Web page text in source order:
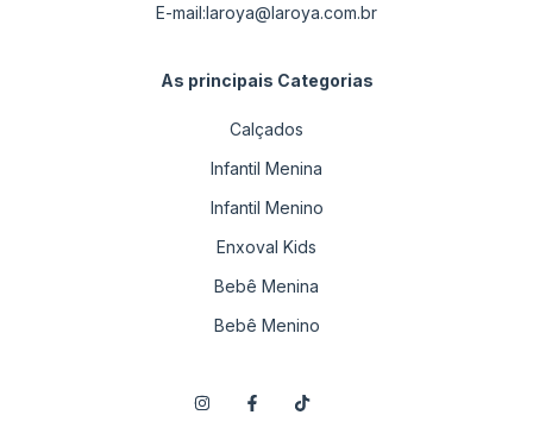
E-mail:laroya@laroya.com.br
As principais Categorias
Calçados
Infantil Menina
Infantil Menino
Enxoval Kids
Bebê Menina
Bebê Menino